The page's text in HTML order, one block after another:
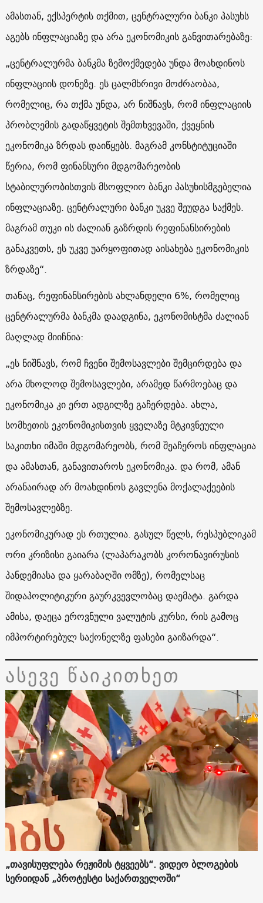
ამასთან, ექსპერტის თქმით, ცენტრალური ბანკი პასუხს
აგებს ინფლაციაზე და არა ეკონომიკის განვითარებაზე:
„ცენტრალურმა ბანკმა ზემოქმედება უნდა მოახდინოს
ინფლაციის დონეზე. ეს ცალმხრივი მოძრაობაა,
რომელიც, რა თქმა უნდა, არ ნიშნავს, რომ ინფლაციის
პრობლემის გადაწყვეტის შემთხვევაში, ქვეყნის
ეკონომიკა ზრდას დაიწყებს. მაგრამ კონსტიტუციაში
წერია, რომ ფინანსური მდგომარეობის
სტაბილურობისთვის მსოფლიო ბანკი პასუხისმგებელია
ინფლაციაზე. ცენტრალური ბანკი უკვე შეუდგა საქმეს.
მაგრამ თუკი ის ძალიან გაზრდის რეფინანსირების
განაკვეთს, ეს უკვე უარყოფითად აისახება ეკონომიკის
ზრდაზე“.
თანაც, რეფინანსირების ახლანდელი 6%, რომელიც
ცენტრალურმა ბანკმა დაადგინა, ეკონომისტმა ძალიან
მაღლად მიიჩნია:
„ეს ნიშნავს, რომ ჩვენი შემოსავლები შემცირდება და
არა მხოლოდ შემოსავლები, არამედ წარმოებაც და
ეკონომიკა კი ერთ ადგილზე გაჩერდება. ახლა,
სომხეთის ეკონომიკისთვის ყველაზე მტკივნეული
საკითხი იმაში მდგომარეობს, რომ შეაჩეროს ინფლაცია
და ამასთან, განავითაროს ეკონომიკა. და რომ, ამან
არანაირად არ მოახდინოს გავლენა მოქალაქეების
შემოსავლებზე.
ეკონომიკურად ეს რთულია. გასულ წელს, რესპუბლიკამ
ორი კრიზისი გაიარა (ლაპარაკობს კორონავირუსის
პანდემიასა და ყარაბაღში ომზე), რომელსაც
შიდაპოლიტიკური გაურკვევლობაც დაემატა. გარდა
ამისა, დაეცა ეროვნული ვალუტის კურსი, რის გამოც
იმპორტირებულ საქონელზე ფასები გაიზარდა“.
ასევე წაიკითხეთ
„თავისუფლება რეჟიმის ტყვეებს“. ვიდეო ბლოგების
სერიიდან „პროტესტი საქართველოში“